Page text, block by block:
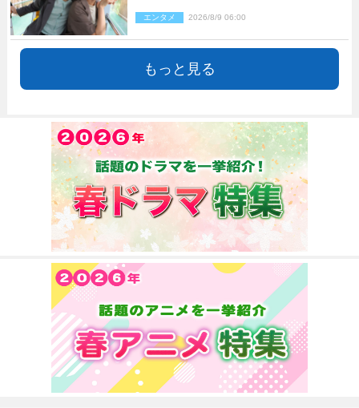
り）
エンタメ 2026/8/9 06:00
もっと見る